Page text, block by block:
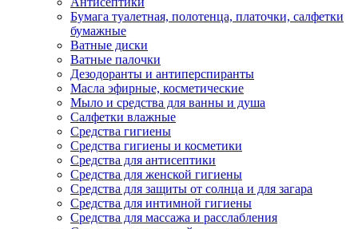
Бумага туалетная, полотенца, платочки, салфетки
бумажные
Ватные диски
Ватные палочки
Дезодоранты и антиперспиранты
Масла эфирные, косметические
Мыло и средства для ванны и душа
Салфетки влажные
Средства гигиены
Средства гигиены и косметики
Средства для антисептики
Средства для женской гигиены
Средства для защиты от солнца и для загара
Средства для интимной гигиены
Средства для массажа и расслабления